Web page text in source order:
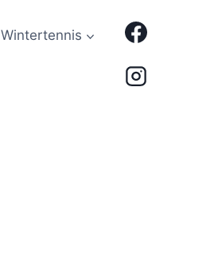
Wintertennis